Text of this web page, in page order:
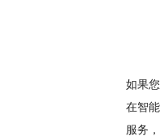
如果
在智
服务